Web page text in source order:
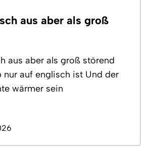
aus aber als groß
aus aber als groß störend
nur auf englisch ist Und der
wärmer sein